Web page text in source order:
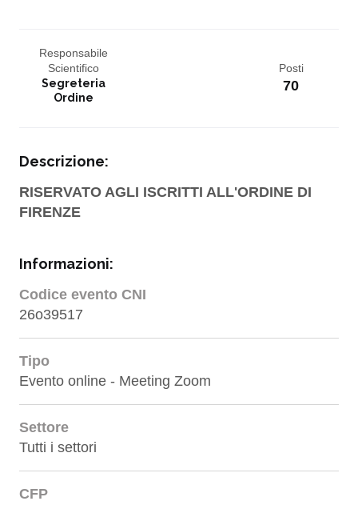
Responsabile
Scientifico
Segreteria
Ordine
Posti
70
Descrizione:
RISERVATO AGLI ISCRITTI ALL'ORDINE DI
FIRENZE
Informazioni:
Codice evento CNI
26o39517
Tipo
Evento online - Meeting Zoom
Settore
Tutti i settori
CFP